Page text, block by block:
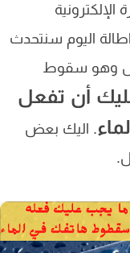
اليوم سنتحدث
وهو سقوط
أن تفعل
. اليك بعض